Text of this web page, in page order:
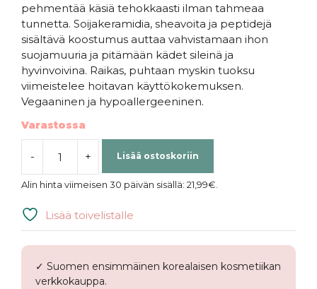
pehmentää käsiä tehokkaasti ilman tahmeaa
tunnetta. Soijakeramidia, sheavoita ja peptidejä
sisältävä koostumus auttaa vahvistamaan ihon
suojamuuria ja pitämään kädet sileinä ja
hyvinvoivina. Raikas, puhtaan myskin tuoksu
viimeistelee hoitavan käyttökokemuksen.
Vegaaninen ja hypoallergeeninen.
Varastossa
-
AMUSE
|
Vegan
Soybean
määrä
+ Lisää ostoskoriin
Alin hinta viimeisen 30 päivän sisällä: 21,99€.
Lisää toivelistalle
✓ Suomen ensimmäinen korealaisen kosmetiikan
verkkokauppa.